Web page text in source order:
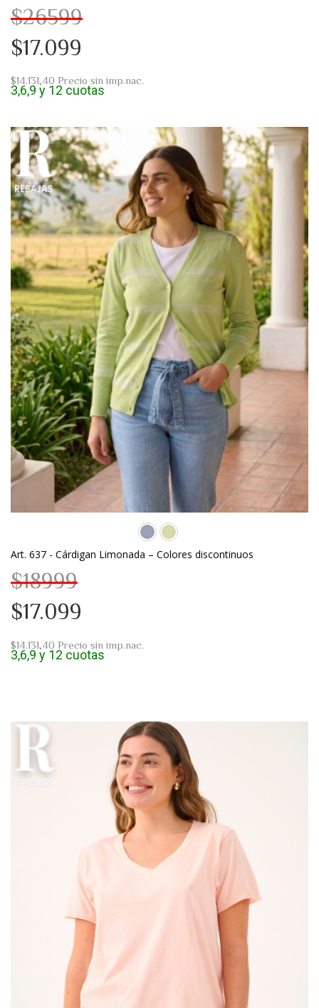
$26599
$17.099
$14.131,40 Precio sin imp.nac.
3,6,9 y 12 cuotas
Art. 637 - Cárdigan Limonada – Colores discontinuos
$18999
$17.099
$14.131,40 Precio sin imp.nac.
3,6,9 y 12 cuotas